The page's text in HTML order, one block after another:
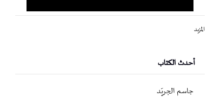
المزيد
أحدث الكتاب
جاسم الجريّد